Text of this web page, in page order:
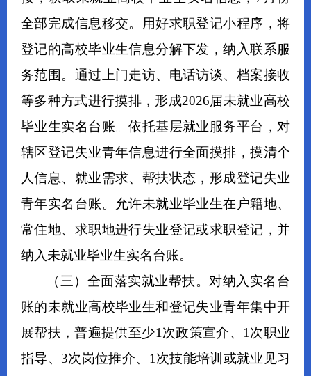
全部完成信息移交。用好求职登记小程序，将
登记的高校毕业生信息分解下发，纳入联系服
务范围。通过上门走访、电话访谈、档案接收
等多种方式进行摸排，形成2026届未就业高校
毕业生实名台账。依托基层就业服务平台，对
辖区登记失业青年信息进行全面摸排，摸清个
人信息、就业需求、帮扶状态，形成登记失业
青年实名台账。允许未就业毕业生在户籍地、
常住地、求职地进行失业登记或求职登记，并
纳入未就业毕业生实名台账。
（三）全面落实就业帮扶。 对纳入实名台
账的未就业高校毕业生和登记失业青年集中开
展帮扶，普遍提供至少1次政策宣介、1次职业
指导、3次岗位推介、1次技能培训或就业见习